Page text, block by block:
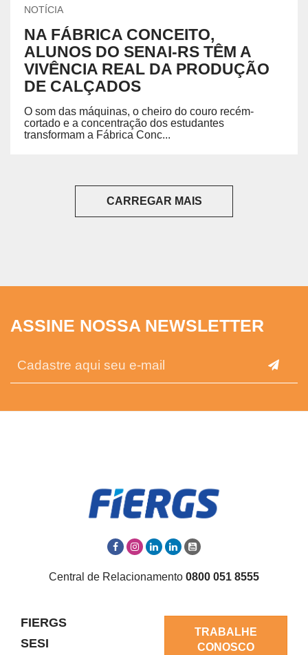
NOTÍCIA
NA FÁBRICA CONCEITO,
ALUNOS DO SENAI-RS TÊM A
VIVÊNCIA REAL DA PRODUÇÃO
DE CALÇADOS
O som das máquinas, o cheiro do couro recém-
cortado e a concentração dos estudantes
transformam a Fábrica Conc...
CARREGAR MAIS
ASSINE NOSSA NEWSLETTER
Central de Relacionamento 0800 051 8555
FIERGS
SESI
TRABALHE
CONOSCO